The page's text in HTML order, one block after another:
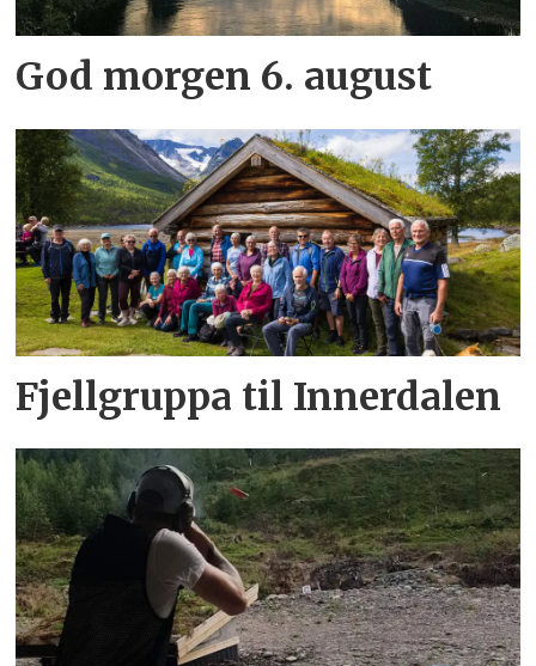
God morgen 6. august
Fjellgruppa til Innerdalen